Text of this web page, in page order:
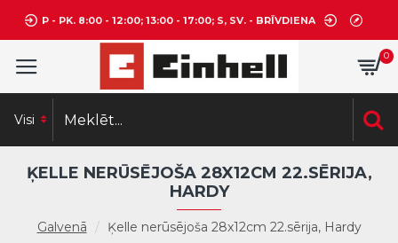
P - PK. 8:00 - 12:00; 13:00 - 17:00; S, SV. - BRĪVDIENA
0
Visi
Galvenā Ķelle nerūsējoša 28x12cm 22.sērija, Hardy
ĶELLE NERŪSĒJOŠA 28X12CM 22.SĒRIJA,
HARDY